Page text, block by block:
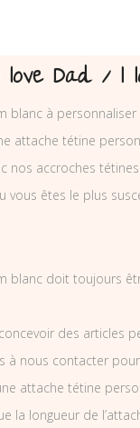
Dad / I
blanc à
attache tétine
nos accroches
vous êtes le plus
blanc doit toujours
des articles
à nous contacter
attache tétine
la longueur de